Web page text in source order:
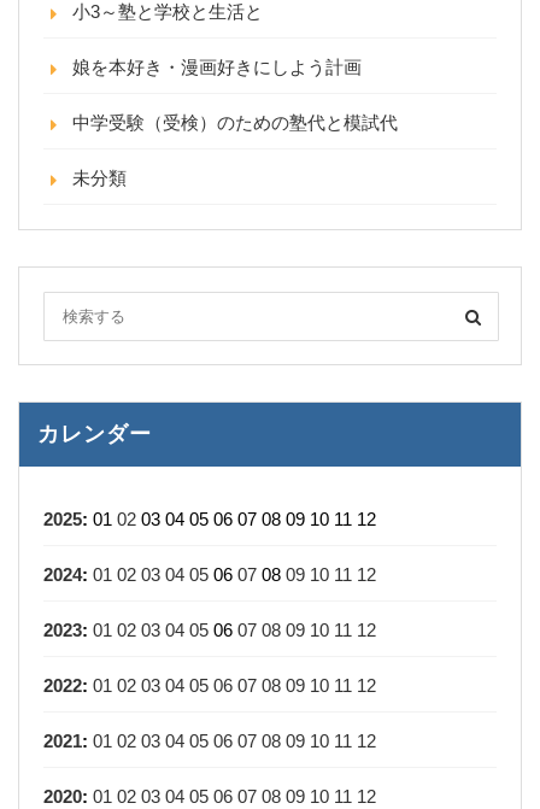
小3～塾と学校と生活と
娘を本好き・漫画好きにしよう計画
中学受験（受検）のための塾代と模試代
未分類
カレンダー
2025: 01 02 03 04 05 06 07 08 09 10 11 12
2024: 01 02 03 04 05 06 07 08 09 10 11 12
2023: 01 02 03 04 05 06 07 08 09 10 11 12
2022: 01 02 03 04 05 06 07 08 09 10 11 12
2021: 01 02 03 04 05 06 07 08 09 10 11 12
2020: 01 02 03 04 05 06 07 08 09 10 11 12